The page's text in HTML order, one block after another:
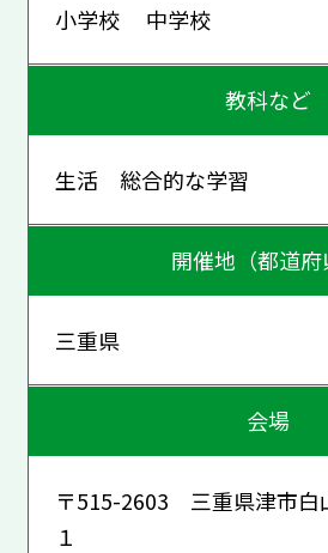
小学校 中学校
教科など
生活 総合的な学習
開催地（都道府
三重県
会場
〒515-2603 三重県津市白
１